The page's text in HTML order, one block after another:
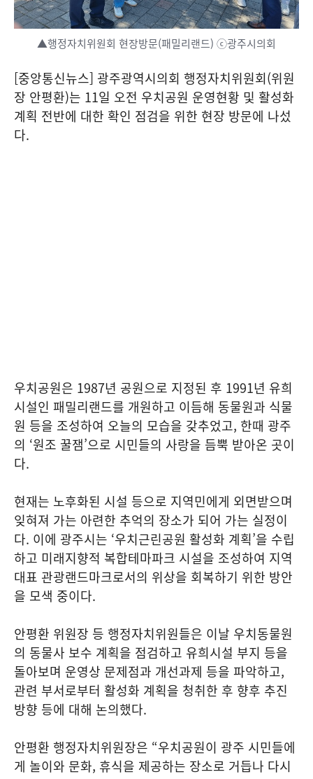
▲행정자치위원회 현장방문(패밀리랜드) ⓒ광주시의회
[중앙통신뉴스] 광주광역시의회 행정자치위원회(위원
장 안평환)는 11일 오전 우치공원 운영현황 및 활성화
계획 전반에 대한 확인 점검을 위한 현장 방문에 나섰
다.
우치공원은 1987년 공원으로 지정된 후 1991년 유희
시설인 패밀리랜드를 개원하고 이듬해 동물원과 식물
원 등을 조성하여 오늘의 모습을 갖추었고, 한때 광주
의 ‘원조 꿀잼’으로 시민들의 사랑을 듬뿍 받아온 곳이
다.
현재는 노후화된 시설 등으로 지역민에게 외면받으며
잊혀져 가는 아련한 추억의 장소가 되어 가는 실정이
다. 이에 광주시는 ‘우치근린공원 활성화 계획’을 수립
하고 미래지향적 복합테마파크 시설을 조성하여 지역
대표 관광랜드마크로서의 위상을 회복하기 위한 방안
을 모색 중이다.
안평환 위원장 등 행정자치위원들은 이날 우치동물원
의 동물사 보수 계획을 점검하고 유희시설 부지 등을
돌아보며 운영상 문제점과 개선과제 등을 파악하고,
관련 부서로부터 활성화 계획을 청취한 후 향후 추진
방향 등에 대해 논의했다.
안평환 행정자치위원장은 “우치공원이 광주 시민들에
게 놀이와 문화, 휴식을 제공하는 장소로 거듭나 다시